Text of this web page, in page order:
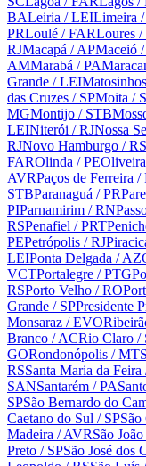
BALeiria / LEILimeira
PRLoulé / FARLoures /
RJMacapá / APMaceió
AMMarabá / PA
Grande / LEIMatosinhos
das Cruzes / SPMoita /
MGMontijo / STB
LEINiterói / RJNossa
RJNovo Hamburgo / RS
FAROlinda / PE
AVRPaços de Ferreira /
STBParanaguá / PR
PIParnamirim / RN
RSPenafiel / PRT
PEPetrópolis / RJ
LEIPonta Delgada /
VCTPortalegre / PTG
RSPorto Velho / RO
Grande / SPPresidente
Monsaraz / EVO
Branco / ACRio Claro /
GORondonópolis / MT
RSSanta Maria da Feira
SANSantarém / PA
SPSão Bernardo do
Caetano do Sul / SPSão
Madeira / AVRSão
Preto / SPSão José dos